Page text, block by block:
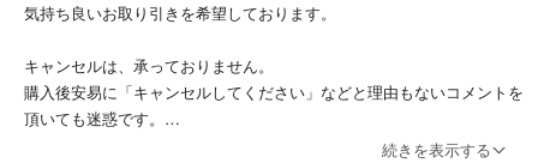
気持ち良いお取り引きを希望しております。
キャンセルは、承っておりません。
購入後安易に「キャンセルしてください」などと理由もないコメントを
頂いても迷惑です。
続きを表示する